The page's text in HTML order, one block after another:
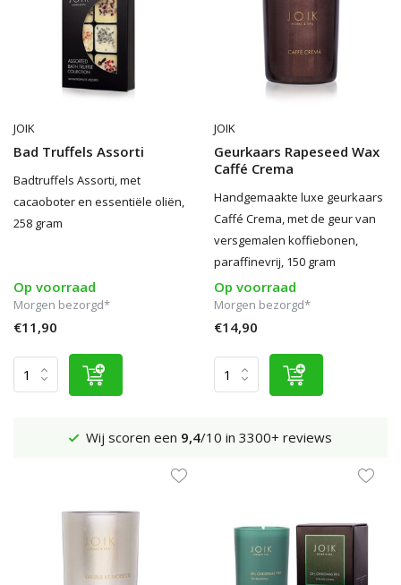
JOIK
Bad Truffels Assorti
Badtruffels Assorti, met
cacaoboter en essentiële oliën,
258 gram
Op voorraad
Morgen bezorgd*
€11,90
JOIK
Geurkaars Rapeseed Wax
Caffé Crema
Handgemaakte luxe geurkaars
Caffé Crema, met de geur van
versgemalen koffiebonen,
paraffinevrij, 150 gram
Op voorraad
Morgen bezorgd*
€14,90
Verzenden €4,95 (NL)Gratisvanaf €65